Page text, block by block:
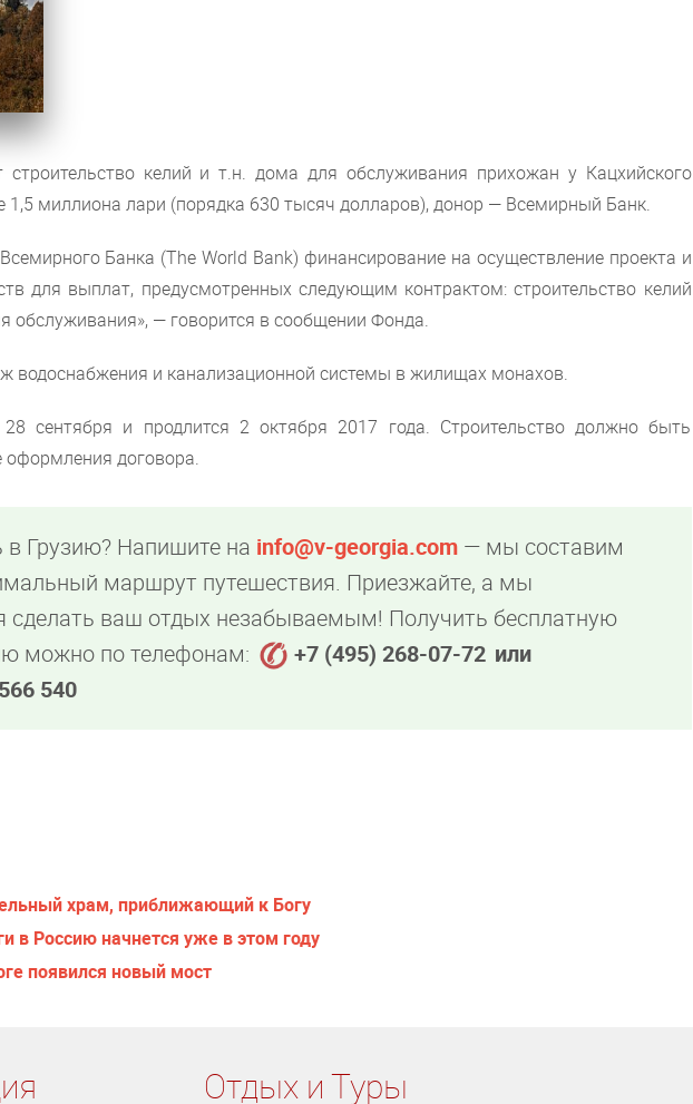
строительство келий и т.н. дома для обслуживания прихожан у Кацхийского
1,5 миллиона лари (порядка 630 тысяч долларов), донор — Всемирный Банк.
Банка (The World Bank) финансирование на осуществление проекта и
для выплат, предусмотренных следующим контрактом: строительство келий
обслуживания», — говорится в сообщении Фонда.
водоснабжения и канализационной системы в жилищах монахов.
сентября и продлится 2 октября 2017 года. Строительство должно быть
оформления договора.
в Грузию? Напишите на info@v-georgia.com — мы составим
маршрут путешествия. Приезжайте, а мы
сделать ваш отдых незабываемым! Получить бесплатную
можно по телефонам:
+7 (495) 268-07-72 или
540
храм, приближающий к Богу
в Россию начнется уже в этом году
появился новый мост
Отдых и Туры